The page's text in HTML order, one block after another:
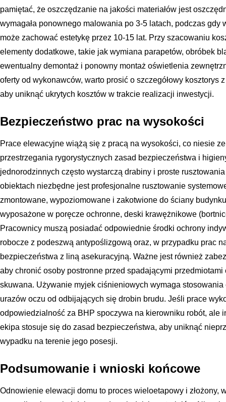
pamiętać, że oszczędzanie na jakości materiałów jest
wymagała ponownego malowania po 3-5 latach, podczas
może zachować estetykę przez 10-15 lat. Przy szacowaniu
elementy dodatkowe, takie jak wymiana parapetów, obróbek
ewentualny demontaż i ponowny montaż oświetlenia
oferty od wykonawców, warto prosić o szczegółowy kosztorys
aby uniknąć ukrytych kosztów w trakcie realizacji inwestycji.
Bezpieczeństwo prac na wysokości
Prace elewacyjne wiążą się z pracą na wysokości, co niesie
przestrzegania rygorystycznych zasad bezpieczeństwa i
jednorodzinnych często wystarczą drabiny i proste
obiektach niezbędne jest profesjonalne rusztowanie
zmontowane, wypoziomowane i zakotwione do ściany
wyposażone w poręcze ochronne, deski krawężnikowe
Pracownicy muszą posiadać odpowiednie środki ochrony
robocze z podeszwą antypoślizgową oraz, w przypadku prac
bezpieczeństwa z liną asekuracyjną. Ważne jest również
aby chronić osoby postronne przed spadającymi
skuwana. Używanie myjek ciśnieniowych wymaga
urazów oczu od odbijających się drobin brudu. Jeśli prace
odpowiedzialność za BHP spoczywa na kierowniku robót, ale
ekipa stosuje się do zasad bezpieczeństwa, aby uniknąć
wypadku na terenie jego posesji.
Podsumowanie i wnioski końcowe
Odnowienie elewacji domu to proces wieloetapowy i złożony,